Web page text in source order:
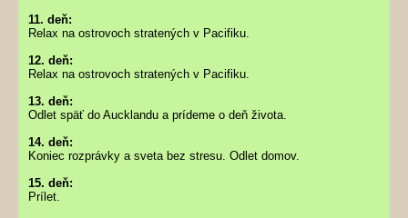
11. deň:
Relax na ostrovoch stratených v Pacifiku.
12. deň:
Relax na ostrovoch stratených v Pacifiku.
13. deň:
Odlet späť do Aucklandu a prídeme o deň života.
14. deň:
Koniec rozprávky a sveta bez stresu. Odlet domov.
15. deň:
Prílet.